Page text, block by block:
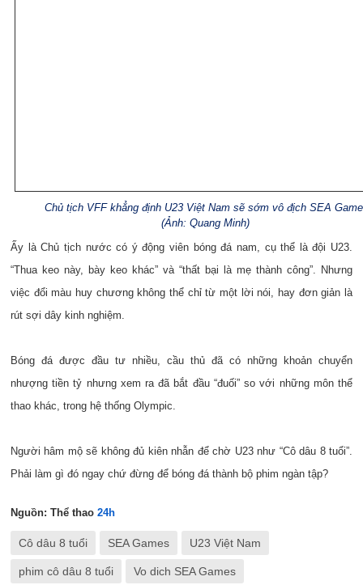
Chủ tịch VFF khẳng định U23 Việt Nam sẽ sớm vô địch SEA
(Ảnh: Quang Minh)
Ấy là Chủ tịch nước có ý động viên bóng đá nam, cụ thể là đội U23.
“Thua keo này, bày keo khác” và “thất bại là mẹ thành công”. Nhưng
việc đổi màu huy chương không thể chỉ từ một lời nói, hay đơn giản là
rút sợi dây kinh nghiệm.
Bóng đá được đầu tư nhiều, cầu thủ đã có những khoản chuyển
nhượng tiền tỷ nhưng xem ra đã bắt đầu “đuối” so với những môn thể
thao khác, trong hệ thống Olympic.
Người hâm mộ sẽ không đủ kiên nhẫn để chờ U23 như “Cô dâu 8 tuổi”.
Phải làm gì đó ngay chứ đừng để bóng đá thành bộ phim ngàn tập?
Nguồn: Thể thao 24h
Cô dâu 8 tuổi SEA Games U23 Việt Nam
phim cô dâu 8 tuổi Vo dich SEA Games